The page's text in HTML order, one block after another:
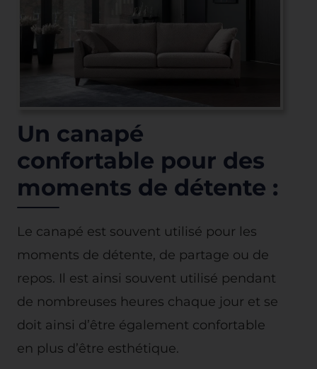
Un canapé
confortable pour des
moments de détente :
Le canapé est souvent utilisé pour les
moments de détente, de partage ou de
repos. Il est ainsi souvent utilisé pendant
de nombreuses heures chaque jour et se
doit ainsi d’être également confortable
en plus d’être esthétique.